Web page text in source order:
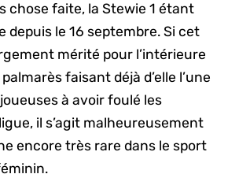
chose faite, la Stewie 1 étant
depuis le 16 septembre. Si cet
mérité pour l’intérieure
faisant déjà d’elle l’une
à avoir foulé les
il s’agit malheureusement
encore très rare dans le sport